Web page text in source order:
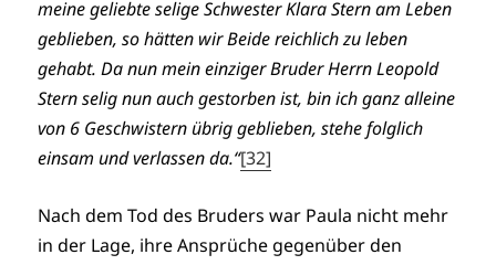
meine geliebte selige Schwester Klara Stern am Leben
geblieben, so hätten wir Beide reichlich zu leben
gehabt. Da nun mein einziger Bruder Herrn Leopold
Stern selig nun auch gestorben ist, bin ich ganz alleine
von 6 Geschwistern übrig geblieben, stehe folglich
einsam und verlassen da.“[32]
Nach dem Tod des Bruders war Paula nicht mehr
in der Lage, ihre Ansprüche gegenüber den